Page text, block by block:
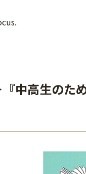
中高生のた